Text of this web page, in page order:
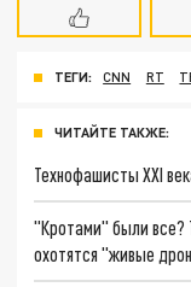
ТЕГИ: СNN RT
ЧИТАЙТЕ ТАКЖЕ:
Технофашисты XXI
"Кротами" были все?
охотятся "живые